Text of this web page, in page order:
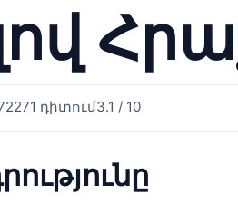
2271 դիտում3.1 / 10